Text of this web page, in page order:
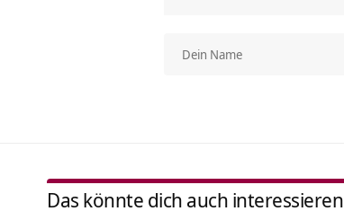
Das könnte dich auch interessieren